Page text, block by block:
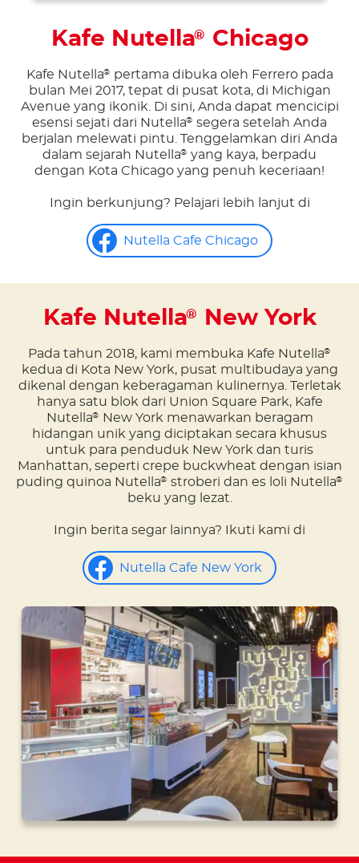
Kafe Nutella® Chicago
Kafe Nutella®
pertama dibuka oleh Ferrero pada
bulan Mei 2017, tepat di pusat kota, di Michigan
Avenue yang ikonik. Di sini, Anda dapat mencicipi
esensi sejati dari Nutella® segera setelah Anda
berjalan melewati pintu. Tenggelamkan diri Anda
dalam sejarah Nutella® yang kaya, berpadu
dengan Kota Chicago yang penuh keceriaan!
Ingin berkunjung? Pelajari lebih lanjut di
Nutella Cafe Chicago
Kafe Nutella® New York
Pada tahun 2018, kami membuka Kafe Nutella®
kedua di Kota New York, pusat multibudaya yang
dikenal dengan keberagaman kulinernya. Terletak
hanya satu blok dari Union Square Park, Kafe
Nutella®
New York menawarkan beragam
hidangan unik yang diciptakan secara khusus
untuk para penduduk New York dan turis
Manhattan, seperti crepe buckwheat dengan isian
puding quinoa Nutella® stroberi dan es loli Nutella®
beku yang lezat.
Ingin berita segar lainnya? Ikuti kami di
Nutella Cafe New York